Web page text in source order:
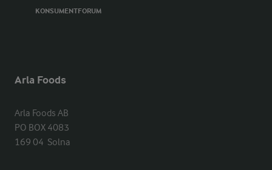
KONSUMENTFORUM
Arla Foods
Arla Foods AB
PO BOX 4083
169 04  Solna